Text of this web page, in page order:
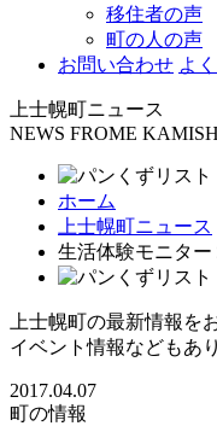
移住者の声
町の人の声
お問い合わせ よ
上士幌町ニュース
NEWS FROME
ホーム
上士幌町ニュース
生活体験モニタ
上士幌町の最新情報を
イベント情報などもあ
2017.04.07
町の情報